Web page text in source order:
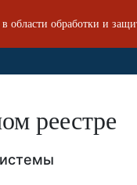
области обработки и
реестре